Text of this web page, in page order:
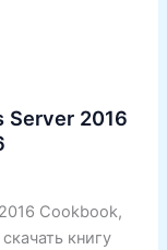
Server 2016
Cookbook,
книгу